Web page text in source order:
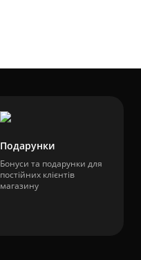
Подарунки
Бонуси та подарунки для
постійних клієнтів
магазину